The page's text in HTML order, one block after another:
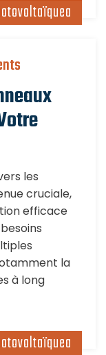
les
cruciale,
efficace
la
à long